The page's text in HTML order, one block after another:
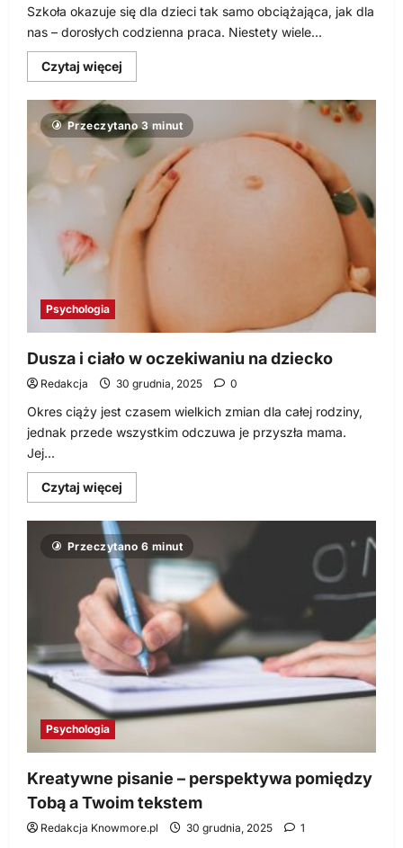
Szkoła okazuje się dla dzieci tak samo obciążająca, jak dla
nas – dorosłych codzienna praca. Niestety wiele...
Czytaj więcej
się
o
Pozytywny
wpływ
aktywnych
ferii
zimowych
na
organizm,
umysł
i
osobowość
dziecka
Przeczytano 3 minut
Psychologia
Dusza i ciało w oczekiwaniu na dziecko
Redakcja 30 grudnia, 2025 0
Okres ciąży jest czasem wielkich zmian dla całej rodziny,
jednak przede wszystkim odczuwa je przyszła mama.
Jej...
Czytaj więcej
się
o
Dusza
i
ciało
w
oczekiwaniu
na
dziecko
Przeczytano 6 minut
Psychologia
Kreatywne pisanie – perspektywa pomiędzy
Tobą a Twoim tekstem
Redakcja Knowmore.pl 30 grudnia, 2025 1